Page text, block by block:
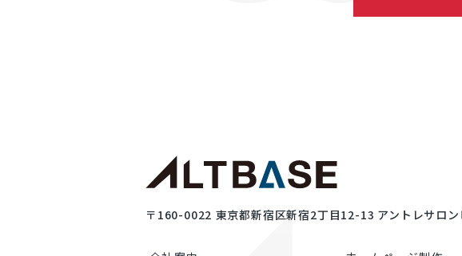
〒160-0022 東京都新宿区新宿2丁目12-13 アントレサロ